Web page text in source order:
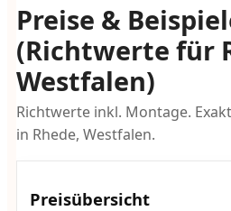
Preise &
(Richtwerte für
Westfalen)
Richtwerte inkl. Montage.
in Rhede, Westfalen.
Preisübersicht